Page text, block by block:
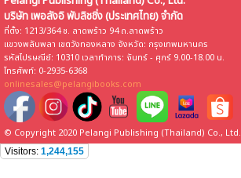
บริษัท เพอลังอิ พับลิชชิ่ง (ประเทศไทย) จำกัด
ที่ตั้ง: 1213/364 ซ. ลาดพร้าว 94 ถ.ลาดพร้าว
แขวงพลับพลา เขตวังทองหลาง จังหวัด: กรุงเทพมหานคร
รหัสไปรษณีย์: 10310 เวลาทำการ: จันทร์ - ศุกร์ 9.00-18.00 น.
โทรศัพท์: 0-2935-6368
onlinesales@pelangibooks.com
© Copyright 2020 Pelangi Publishing (Thailand) Co., Ltd.
Visitors: 1,244,155